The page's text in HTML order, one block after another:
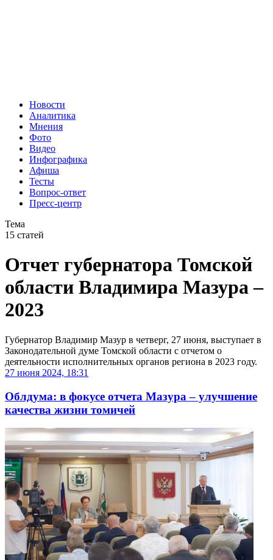
Новости
Аналитика
Мнения
Фото
Видео
Инфографика
Афиша
Тесты
Вопрос-ответ
Пресс-центр
Тема
15 статей
Отчет губернатора Томской
области Владимира Мазура –
2023
Губернатор Владимир Мазур в четверг, 27 июня, выступает в
Законодательной думе Томской области с отчетом о
деятельности исполнительных органов региона в 2023 году.
27 июня 2024, 18:31
Облдума: в фокусе отчета Мазура – улучшение
качества жизни томичей